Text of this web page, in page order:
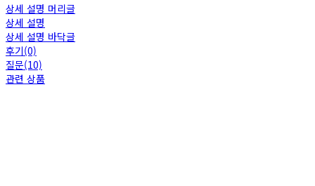
상세 설명 머리글
상세 설명
상세 설명 바닥글
후기(0)
질문(10)
관련 상품